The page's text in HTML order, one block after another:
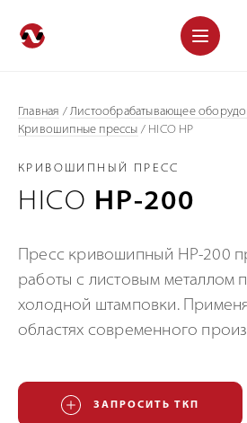
Главная /Листообрабатывающее
Кривошипные прессы / HICO HP
КРИВОШИПНЫЙ ПРЕСС
HICO HP-200
Пресс кривошипный HP-200
работы с листовым металлом
холодной штамповки.
областях современного
ЗАПРОСИТЬ ТКП